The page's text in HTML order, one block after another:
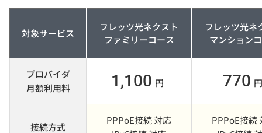
対象サービス
フレッツ光ネクスト
ファミリーコース
フレッツ光ネ
マンション
プロバイダ
月額利用料
1,100 円 770 円
接続方式
PPPoE接続 対応
PPPoE接続